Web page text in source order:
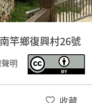
竿鄉復興村26號
明
收藏